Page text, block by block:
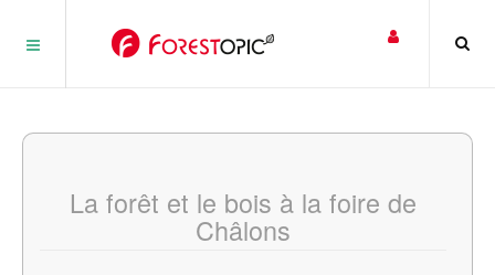
La forêt et le bois à la foire de
Châlons